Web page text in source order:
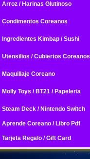
Arroz / Harinas Glutinoso
Condimentos Coreanos
Ingredientes Kimbap / Sushi
Utensilios / Cubiertos Coreanos
Maquillaje Coreano
Molly Toys / BT21 / Papeleria
Steam Deck / Nintendo Switch
Aprende Coreano / Libro Pdf
Tarjeta Regalo / Gift Card